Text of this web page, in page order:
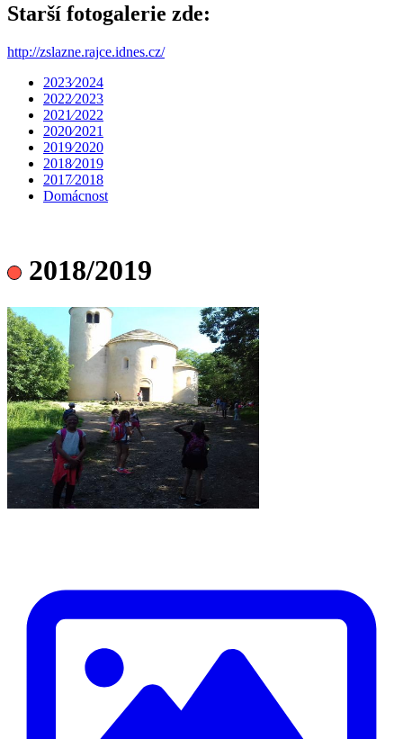
Starší fotogalerie zde:
http://zslazne.rajce.idnes.cz/
2023⁄2024
2022⁄2023
2021⁄2022
2020⁄2021
2019⁄2020
2018⁄2019
2017⁄2018
Domácnost
2018/2019